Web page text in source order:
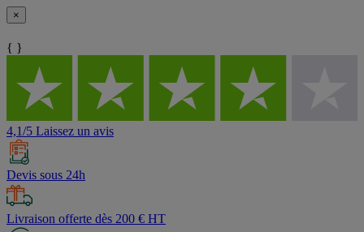
×
{ }
4,1/5 Laissez un avis
Devis sous 24h
Livraison offerte dès 200 € HT